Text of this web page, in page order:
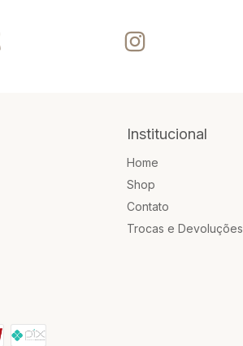
Institucional
Home
Shop
Contato
Trocas e Devoluções